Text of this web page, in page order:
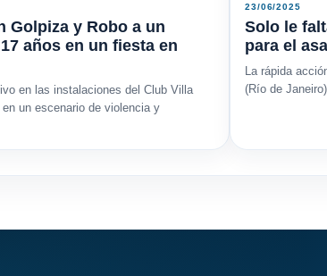
Golpiza y Robo a un
años en un fiesta en
en las instalaciones del Club Villa
en un escenario de violencia y
23/06/2025
Solo le
para el
La rápida
(Río de